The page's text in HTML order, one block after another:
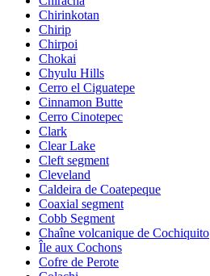
Chirinkotan
Chirip
Chirpoi
Chokai
Chyulu Hills
Cerro el Ciguatepe
Cinnamon Butte
Cerro Cinotepec
Clark
Clear Lake
Cleft segment
Cleveland
Caldeira de Coatepeque
Coaxial segment
Cobb Segment
Chaîne volcanique de Cochiquito
Île aux Cochons
Cofre de Perote